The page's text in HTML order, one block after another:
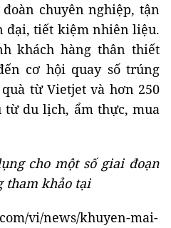
chuyên nghiệp, tận
đại, tiết kiệm nhiên liệu.
khách hàng thân thiết
cơ hội quay số trúng
từ Vietjet và hơn 250
từ du lịch, ẩm thực, mua
cho một số giai đoạn
tham khảo tại
vi/news/khuyen-mai-